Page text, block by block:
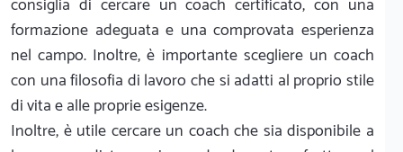
consiglia di cercare un coach certificato, con una
formazione adeguata e una comprovata esperienza
nel campo. Inoltre, è importante scegliere un coach
con una filosofia di lavoro che si adatti al proprio stile
di vita e alle proprie esigenze.
Inoltre, è utile cercare un coach che sia disponibile a